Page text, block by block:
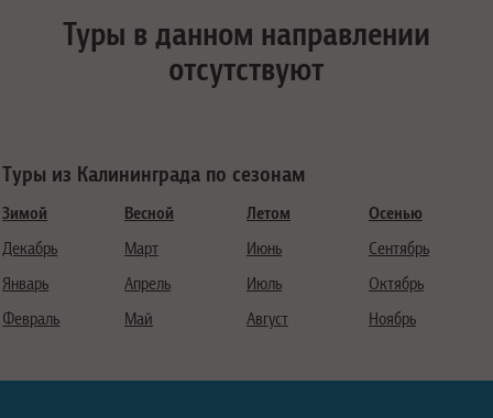
Туры в данном направлении
отсутствуют
Туры из Калининграда по сезонам
Зимой
Декабрь
Январь
Февраль
Весной
Март
Апрель
Май
Летом
Июнь
Июль
Август
Осенью
Сентябрь
Октябрь
Ноябрь